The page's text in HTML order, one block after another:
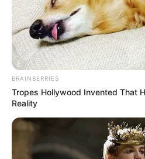
สรุปลักษณะเด่นภาพรวมมีเส
ระเบียบ และชอบการแต่งตัวเ
แพรวพราว และเป็นคนดื้อรั้น
แสงสีชมพู
วันอังค
BRAINBERRIES
Tropes Hollywood Invented That
Reality